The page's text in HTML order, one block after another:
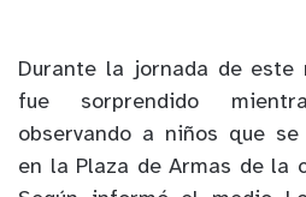
Durante la jornada de este
fue sorprendido
observando a niños que
en la Plaza de Armas de la